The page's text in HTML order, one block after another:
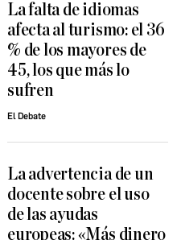
La falta de idiomas
afecta al turismo: el 36
% de los mayores de
45, los que más lo
sufren
El Debate
La advertencia de un
docente sobre el uso
de las ayudas
europeas: «Más dinero